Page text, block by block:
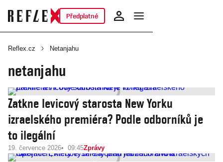
Předplatné
Reflex.cz Netanjahu
netanjahu
Zatkne levicový starosta New Yorku
izraelského premiéra? Podle odborníků je
to ilegální
19. července 2026 09:45Zprávy